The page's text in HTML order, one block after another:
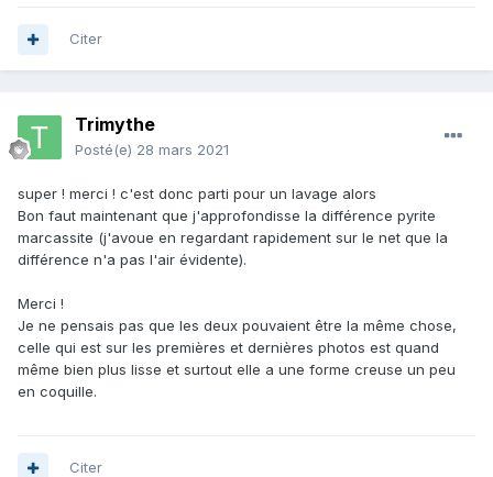
Citer
Trimythe
Posté(e) 28 mars 2021
super ! merci ! c'est donc parti pour un lavage alors
Bon faut maintenant que j'approfondisse la différence pyrite
marcassite (j'avoue en regardant rapidement sur le net que la
différence n'a pas l'air évidente).
Merci !
Je ne pensais pas que les deux pouvaient être la même chose,
celle qui est sur les premières et dernières photos est quand
même bien plus lisse et surtout elle a une forme creuse un peu
en coquille.
Citer